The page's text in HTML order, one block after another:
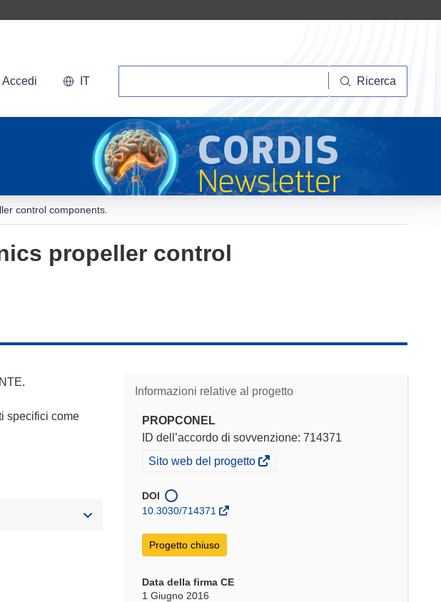
Accedi IT Ricerca
control components.
propeller control
Informazioni relative al progetto
PROPCONEL
ID dell’accordo di sovvenzione: 714371
(si
una
nuova
Sito web del progetto
DOI
10.3030/714371
Progetto chiuso
Data della firma CE
1 Giugno 2016
specifici come